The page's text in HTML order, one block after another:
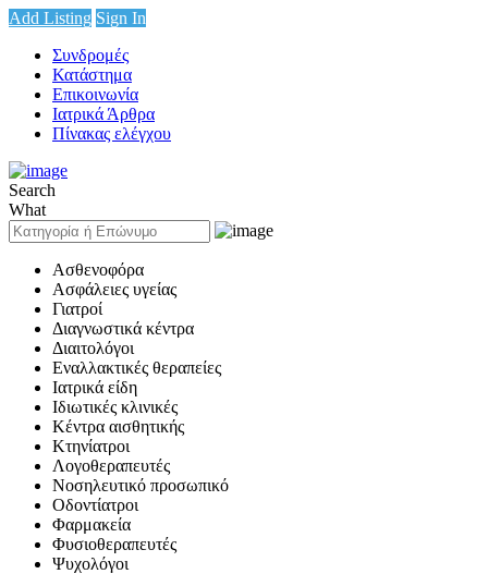
Add Listing Sign In
Συνδρομές
Κατάστημα
Επικοινωνία
Ιατρικά Άρθρα
Πίνακας ελέγχου
Search
What
Ασθενοφόρα
Ασφάλειες υγείας
Γιατροί
Διαγνωστικά κέντρα
Διαιτολόγοι
Εναλλακτικές θεραπείες
Ιατρικά είδη
Ιδιωτικές κλινικές
Κέντρα αισθητικής
Κτηνίατροι
Λογοθεραπευτές
Νοσηλευτικό προσωπικό
Οδοντίατροι
Φαρμακεία
Φυσιοθεραπευτές
Ψυχολόγοι